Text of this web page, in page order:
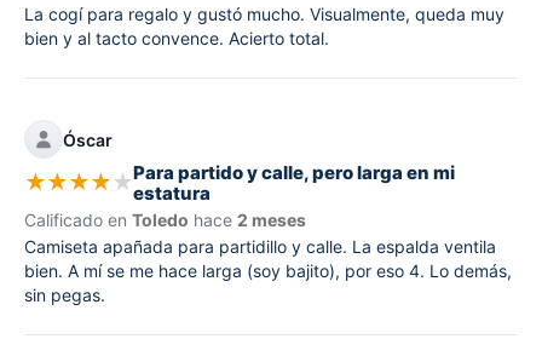
La cogí para regalo y gustó mucho. Visualmente, queda muy
bien y al tacto convence. Acierto total.
Óscar
★★★★★Para partido y calle, pero larga en mi
estatura
Calificado en Toledo hace 2 meses
Camiseta apañada para partidillo y calle. La espalda ventila
bien. A mí se me hace larga (soy bajito), por eso 4. Lo demás,
sin pegas.